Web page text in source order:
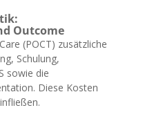
Outcome
(POCT) zusätzliche
Schulung,
sowie die
Diese Kosten